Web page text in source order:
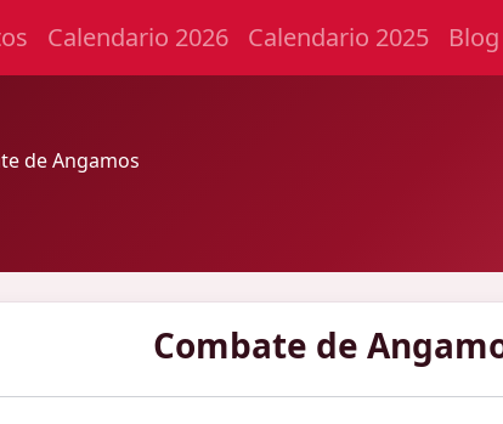
Calendario 2026 Calendario 2025 Blog
de Angamos
Combate de